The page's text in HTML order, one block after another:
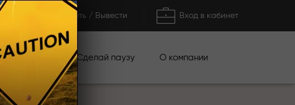
Пополнить / Вывести Вход в кабинет
Промоакции Сделай паузу О компании